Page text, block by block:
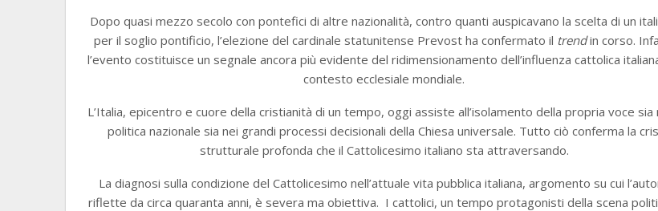
Dopo quasi mezzo secolo con pontefici di altre nazionalità, contro quanti auspicavano la scelta di un
per il soglio pontificio, l’elezione del cardinale statunitense Prevost ha confermato il trendin corso.
l’evento costituisce un segnale ancora più evidente del ridimensionamento dell’influenza cattolica
contesto ecclesiale mondiale.
L’Italia, epicentro e cuore della cristianità di un tempo, oggi assiste all’isolamento della propria voce sia
politica nazionale sia nei grandi processi decisionali della Chiesa universale. Tutto ciò conferma la
strutturale profonda che il Cattolicesimo italiano sta attraversando.
La diagnosi sulla condizione del Cattolicesimo nell’attuale vita pubblica italiana, argomento su cui
riflette da circa quaranta anni, è severa ma obiettiva. I cattolici, un tempo protagonisti della scena